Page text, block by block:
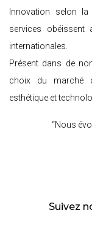
Innovation selon
services obéissent
internationales.
Présent dans de
choix du marché
esthétique et
“Nous
Suivez